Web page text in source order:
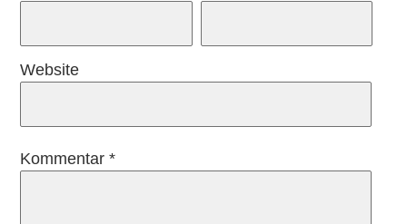
Website
Kommentar*